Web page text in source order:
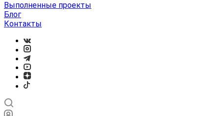
Выполненные проекты
Блог
Контакты